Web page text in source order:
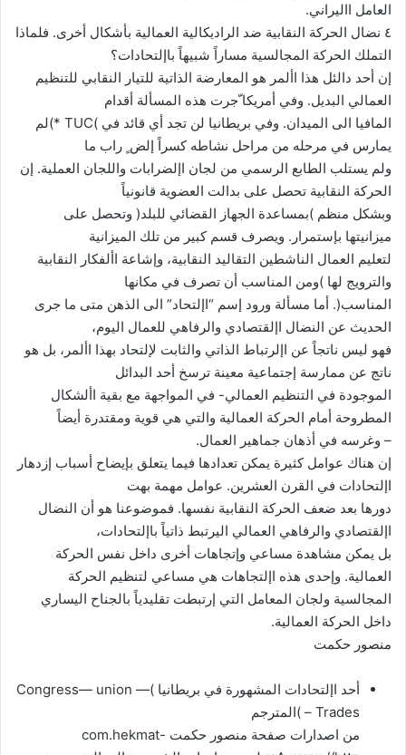
العامل االيراني.
٤ نضال الحركة النقابية ضد الراديكالية العمالية بأشكال أخرى. فلماذا
التملك الحركة المجالسية مساراً شبيهاً باإلتحادات؟
إن أحد دالئل هذا األمر هو المعارضة الذاتية للتيار النقابي للتنظيم
العمالي البديل. وفي أمريكا ّجرت هذه المسألة أقدام
المافيا الى الميدان. وفي بريطانيا لن تجد أي قائد في )TUC *)لم
يمارس في مرحله من مراحل نشاطه كسراً إلض ٍ راب ما
ولم يستلب الطابع الرسمي من لجان اإلضرابات واللجان العملية. إن
الحركة النقابية تحصل على بدالت العضوية قانونياً
وبشكل منظم )بمساعدة الجهاز القضائي للبلد( وتحصل على
ميزانيتها بإستمرار. ويصرف قسم كبير من تلك الميزانية
لتعليم العمال الناشطين التقاليد النقابية، وإشاعة األفكار النقابية
والترويج لها )ومن المناسب أن تصرف في مكانها
المناسب(. أما مسألة ورود إسم “اإلتحاد” الى الذهن متى ما جرى
الحديث عن النضال اإلقتصادي والرفاهي للعمال اليوم،
فهو ليس ناتجاً عن اإلرتباط الذاتي والثابت لإلتحاد بهذا األمر، بل هو
ناتج عن ممارسة إجتماعية معينة ترسخ أحد البدائل
الموجودة في التنظيم العمالي- في المواجهة مع بقية األشكال
المطروحة أمام الحركة العمالية والتي هي قوية ومقتدرة أيضاً
– وغرسه في أذهان جماهير العمال.
إن هناك عوامل كثيرة يمكن تعدادها فيما يتعلق بإيضاح أسباب إزدهار
اإلتحادات في القرن العشرين. عوامل مهمة بهت
دورها بعد ضعف الحركة النقابية نفسها. فموضوعنا هو أن النضال
اإلقتصادي والرفاهي العمالي اليرتبط ذاتياً باإلتحادات،
بل يمكن مشاهدة مساعي وإتجاهات أخرى داخل نفس الحركة
العمالية. وإحدى هذه اإلتجاهات هي مساعي لتنظيم الحركة
المجالسية ولجان المعامل التي إرتبطت تقليدياً بالجناح اليساري
داخل الحركة العمالية.
منصور حكمت
أحد اإلتحادات المشهورة في بريطانيا )Congress— union —
Trades – )المترجم
من اصدارات صفحة منصور حكمت com.hekmat-